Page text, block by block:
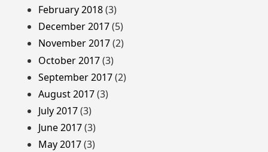
February 2018(3)
December 2017(5)
November 2017(2)
October 2017(3)
September 2017(2)
August 2017(3)
July 2017(3)
June 2017(3)
May 2017(3)